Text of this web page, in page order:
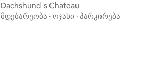
kov)
Dachshund 's Chateau
მდებარეობა · ოჯახი · პარკირება